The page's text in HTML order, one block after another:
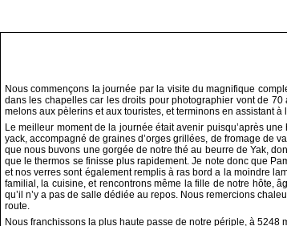
Nous commençons la journée par la visite du magnifique
dans les chapelles car les droits pour photographier vont de
melons aux pèlerins et aux touristes, et terminons en assistant
Le meilleur moment de la journée était avenir puisqu’après
yack, accompagné de graines d’orges grillées, de fromage de
que nous buvons une gorgée de notre thé au beurre de Yak,
que le thermos se finisse plus rapidement. Je note donc que
et nos verres sont également remplis à ras bord a la moindre
familial, la cuisine, et rencontrons même la fille de notre hôte,
qu’il n’y a pas de salle dédiée au repos. Nous remercions
route.
Nous franchissons la plus haute passe de notre périple, à 5248